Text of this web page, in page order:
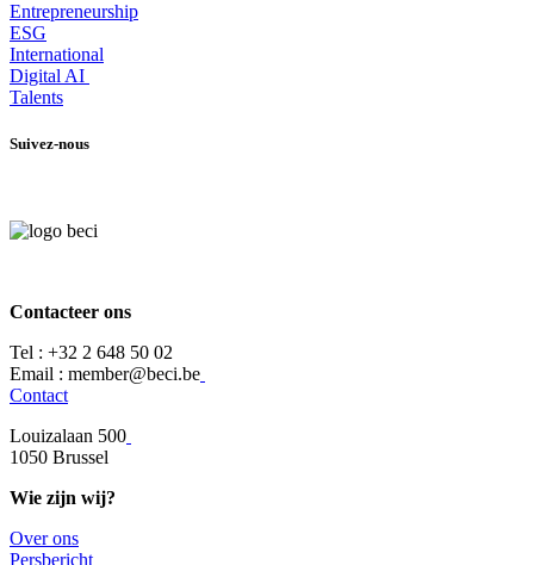
Entrepreneurship
ESG
International
Digital AI
Talents
Suivez-nous
Contacteer ons
Tel : +32 2 648 50 02​
​​Email : member@beci.be
Contact
Louizalaan 500
​1050 Brussel
Wie zijn wij?
Over ons
​​Persbericht